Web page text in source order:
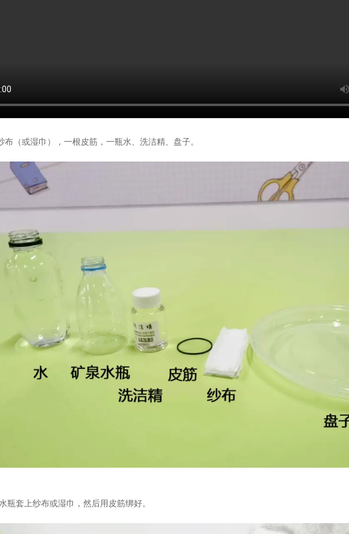
或湿巾），一根皮筋，一瓶水、洗洁精、盘子。
套上纱布或湿巾，然后用皮筋绑好。